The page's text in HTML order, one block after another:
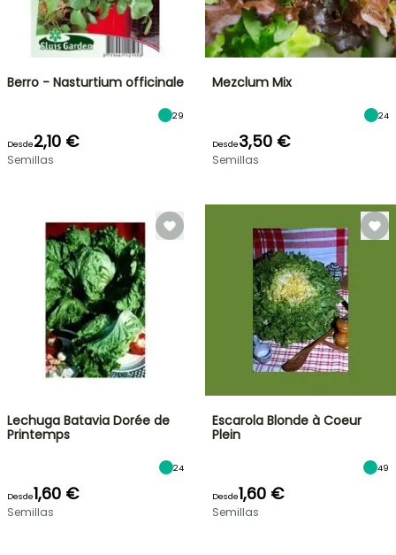
Berro - Nasturtium officinale
29
Desde2,10 €
Semillas
Mezclum Mix
24
Desde3,50 €
Semillas
Lechuga Batavia Dorée de
Printemps
24
Desde1,60 €
Semillas
Escarola Blonde à Coeur
Plein
49
Desde1,60 €
Semillas